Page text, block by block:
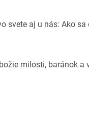
svete aj u nás: Ako sa
milosti, baránok a